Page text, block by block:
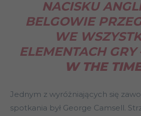
NACISKU
BELGOWIE
WE
ELEMENTACH GRY
W THE
Jednym z wyróżniających się
spotkania był George Camsell.